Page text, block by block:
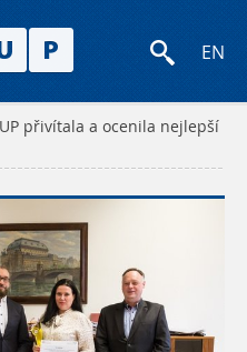
EN
přivítala a ocenila nejlepší